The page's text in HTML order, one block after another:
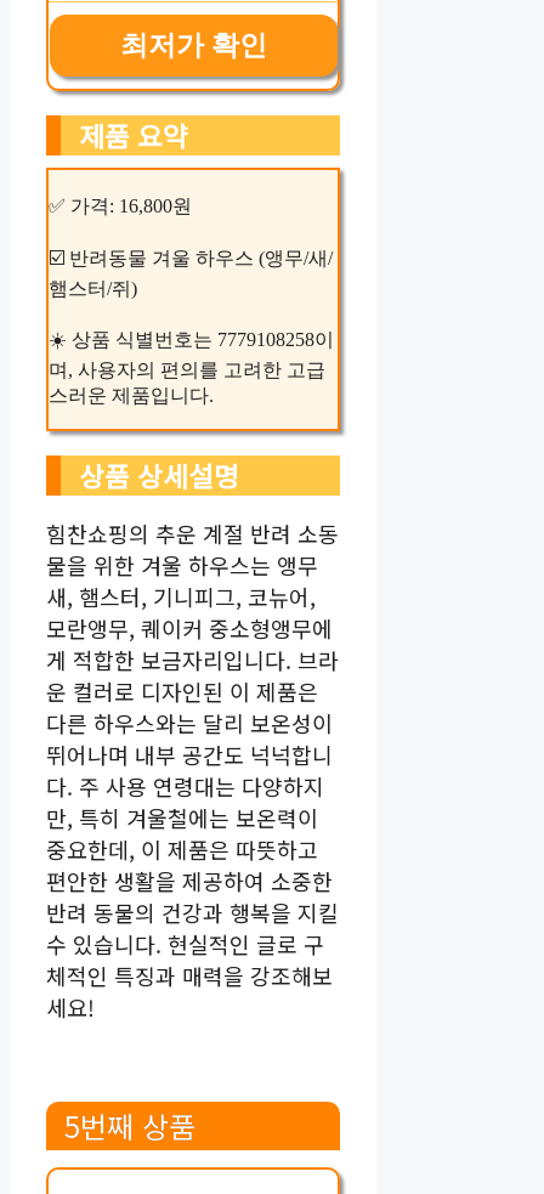
최저가 확인
제품 요약
✅ 가격: 16,800원
☑️ 반려동물 겨울 하우스 (앵무/새/
햄스터/쥐)
☀️ 상품 식별번호는 7779108258이
며, 사용자의 편의를 고려한 고급
스러운 제품입니다.
상품 상세설명
힘찬쇼핑의 추운 계절 반려 소동
물을 위한 겨울 하우스는 앵무
새, 햄스터, 기니피그, 코뉴어,
모란앵무, 퀘이커 중소형앵무에
게 적합한 보금자리입니다. 브라
운 컬러로 디자인된 이 제품은
다른 하우스와는 달리 보온성이
뛰어나며 내부 공간도 넉넉합니
다. 주 사용 연령대는 다양하지
만, 특히 겨울철에는 보온력이
중요한데, 이 제품은 따뜻하고
편안한 생활을 제공하여 소중한
반려 동물의 건강과 행복을 지킬
수 있습니다. 현실적인 글로 구
체적인 특징과 매력을 강조해보
세요!
5번째 상품